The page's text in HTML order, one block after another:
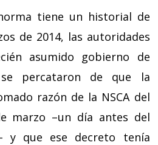
tiene un historial de
de 2014, las autoridades
asumido gobierno de
se percataron de que la
razón de la NSCA del
marzo –un día antes del
y que ese decreto tenía